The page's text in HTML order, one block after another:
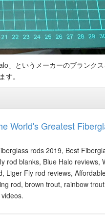
」というメーカーのブランク
。
World's Greatest
rods 2019, Best
rod blanks, Blue Halo reviews,
Liger Fly rod reviews,
rod, brown trout, rainbow